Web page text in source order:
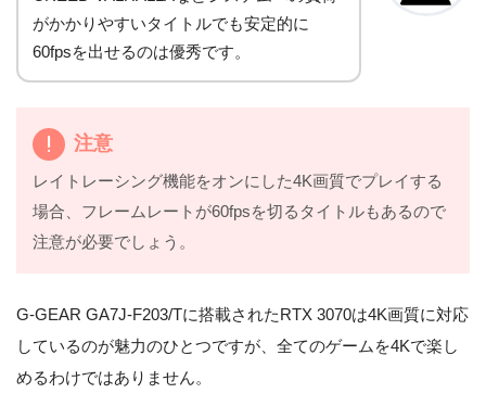
がかかりやすいタイトルでも安定的に
60fpsを出せるのは優秀です。
注意
レイトレーシング機能をオンにした4K画質でプレイする
場合、フレームレートが60fpsを切るタイトルもあるので
注意が必要でしょう。
G-GEAR GA7J-F203/Tに搭載されたRTX 3070は4K画質に対応
しているのが魅力のひとつですが、全てのゲームを4Kで楽し
めるわけではありません。